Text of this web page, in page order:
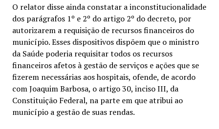
O relator disse ainda constatar a inconstitucionalidade
dos parágrafos 1º e 2º do artigo 2º do decreto, por
autorizarem a requisição de recursos financeiros do
município. Esses dispositivos dispõem que o ministro
da Saúde poderia requisitar todos os recursos
financeiros afetos à gestão de serviços e ações que se
fizerem necessárias aos hospitais, ofende, de acordo
com Joaquim Barbosa, o artigo 30, inciso III, da
Constituição Federal, na parte em que atribui ao
município a gestão de suas rendas.